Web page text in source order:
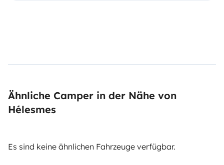
Ähnliche Camper in der Nähe von
Hélesmes
Es sind keine ähnlichen Fahrzeuge verfügbar.